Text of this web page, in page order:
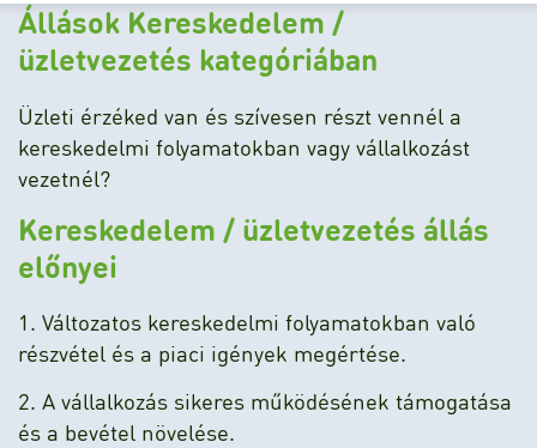
Állások Kereskedelem /
üzletvezetés kategóriában
Üzleti érzéked van és szívesen részt vennél a
kereskedelmi folyamatokban vagy vállalkozást
vezetnél?
Kereskedelem / üzletvezetés állás
előnyei
1. Változatos kereskedelmi folyamatokban való
részvétel és a piaci igények megértése.
2. A vállalkozás sikeres működésének támogatása
és a bevétel növelése.